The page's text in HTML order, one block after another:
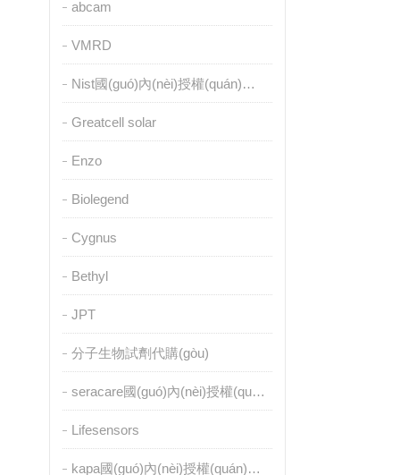
abcam
VMRD
Nist國(guó)內(nèi)授權(quán)代理
Greatcell solar
Enzo
Biolegend
Cygnus
Bethyl
JPT
分子生物試劑代購(gòu)
seracare國(guó)內(nèi)授權(quán)代理
Lifesensors
kapa國(guó)內(nèi)授權(quán)代理